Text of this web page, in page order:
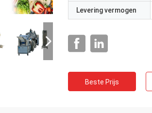
Levering vermogen
Beste Prijs